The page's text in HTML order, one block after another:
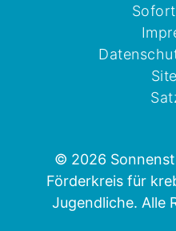
© 2026
Förderkreis für
Jugendliche. Alle